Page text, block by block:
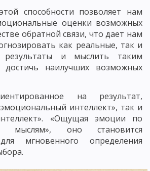
способности позволяет нам
оценки возможных
обратной связи, что дает нам
как реальные, так и
результаты и мыслить таким
наилучших возможных
на результат,
интеллект», так и
«Ощущая эмоции по
оно становится
мгновенного определения